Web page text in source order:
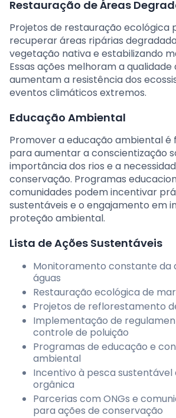
Restauração de Áreas
Projetos de restauração ecológica
recuperar áreas ripárias
vegetação nativa e estabilizando
Essas ações melhoram a qualidade
aumentam a resistência dos
eventos climáticos extremos.
Educação Ambiental
Promover a educação ambiental é
para aumentar a conscientização
importância dos rios e a
conservação. Programas
comunidades podem incentivar
sustentáveis e o engajamento em
proteção ambiental.
Lista de Ações Sustentáveis
Monitoramento constante da
águas
Restauração ecológica de
Projetos de reflorestamento
Implementação de
controle de poluição
Programas de educação e
ambiental
Incentivo à pesca sustentável
orgânica
Parcerias com ONGs e
para ações de conservação